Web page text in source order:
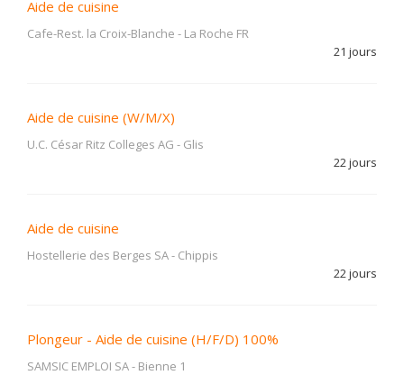
Aide de cuisine
Cafe-Rest. la Croix-Blanche - La Roche FR
21 jours
Aide de cuisine (W/M/X)
U.C. César Ritz Colleges AG - Glis
22 jours
Aide de cuisine
Hostellerie des Berges SA- Chippis
22 jours
Plongeur - Aide de cuisine (H/F/D) 100%
SAMSIC EMPLOI SA- Bienne 1